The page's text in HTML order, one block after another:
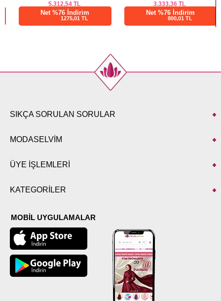
50
93
5.312,54TL
Net %76 İndirim
1275,01 TL
3.333,36TL
Net %76 İndirim
800,01 TL
SIKÇA SORULAN SORULAR
MODASELVİM
ÜYE İŞLEMLERİ
KATEGORİLER
MOBİL UYGULAMALAR